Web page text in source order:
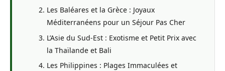
Les Baléares et la Grèce : Joyaux
Méditerranéens pour un Séjour Pas Cher
L’Asie du Sud-Est : Exotisme et Petit Prix avec
la Thaïlande et Bali
Les Philippines : Plages Immaculées et